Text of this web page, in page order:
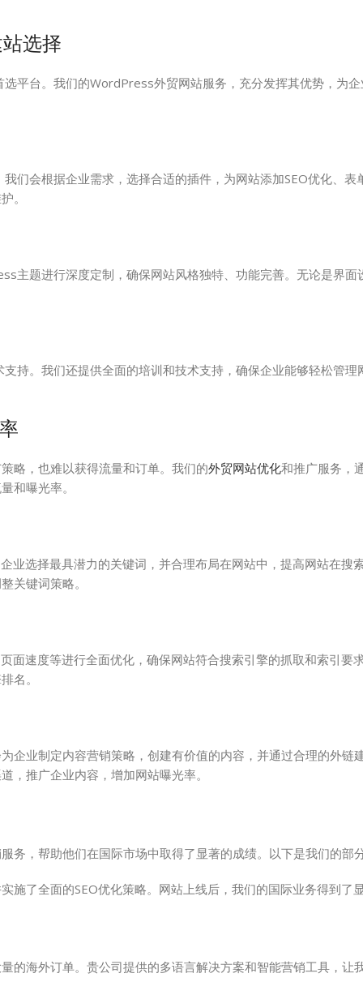
选择
平台。我们的WordPress外贸网站服务，充分发挥其优势，为
们会根据企业需求，选择合适的插件，为网站添加SEO优化、表
。
主题进行深度定制，确保网站风格独特、功能完善。无论是界面
持。我们还提供全面的培训和技术支持，确保企业能够轻松管理
略，也难以获得流量和订单。我们的外贸网站优化和推广服务，
和曝光率。
业选择最具潜力的关键词，并合理布局在网站中，提高网站在搜
关键词策略。
面速度等进行全面优化，确保网站符合搜索引擎的抓取和索引要
名。
企业制定内容营销策略，创建有价值的内容，并通过合理的外链
，推广企业内容，增加网站曝光率。
务，帮助他们在国际市场中取得了显著的成绩。以下是我们的部
施了全面的SEO优化策略。网站上线后，我们的国际业务得到了
的海外订单。贵公司提供的多语言解决方案和智能营销工具，让